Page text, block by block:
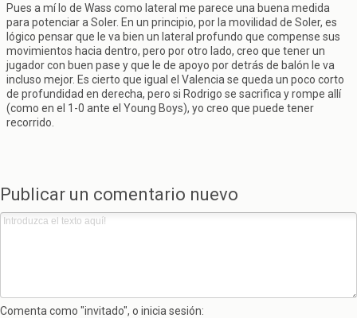
Pues a mí lo de Wass como lateral me parece una buena medida
para potenciar a Soler. En un principio, por la movilidad de Soler, es
lógico pensar que le va bien un lateral profundo que compense sus
movimientos hacia dentro, pero por otro lado, creo que tener un
jugador con buen pase y que le de apoyo por detrás de balón le va
incluso mejor. Es cierto que igual el Valencia se queda un poco corto
de profundidad en derecha, pero si Rodrigo se sacrifica y rompe allí
(como en el 1-0 ante el Young Boys), yo creo que puede tener
recorrido.
Publicar un comentario nuevo
Comenta como "invitado", o inicia sesión: